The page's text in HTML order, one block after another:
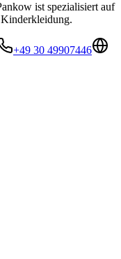
ist spezialisiert auf
Kinderkleidung.
+49 30 49907446